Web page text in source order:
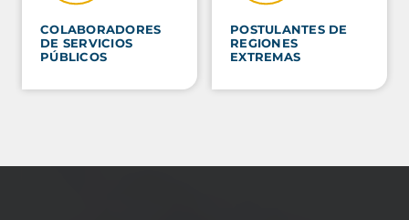
COLABORADORES
DE SERVICIOS
PÚBLICOS
POSTULANTES DE
REGIONES
EXTREMAS